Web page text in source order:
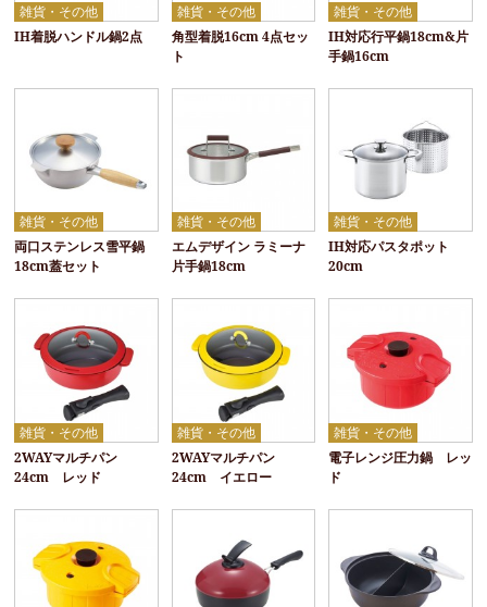
雑貨・その他
IH着脱ハンドル鍋2点
雑貨・その他
角型着脱16cm 4点セッ
ト
雑貨・その他
IH対応行平鍋18cm&片
手鍋16cm
雑貨・その他
両口ステンレス雪平鍋
18cm蓋セット
雑貨・その他
エムデザイン ラミーナ
片手鍋18cm
雑貨・その他
IH対応パスタポット
20cm
雑貨・その他
2WAYマルチパン
24cm レッド
雑貨・その他
2WAYマルチパン
24cm イエロー
雑貨・その他
電子レンジ圧力鍋 レッ
ド